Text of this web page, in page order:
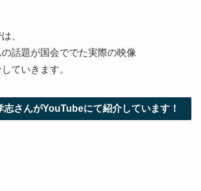
、
話題が国会ででた実際の映像
ていきます。
志さんがYouTubeにて紹介しています！